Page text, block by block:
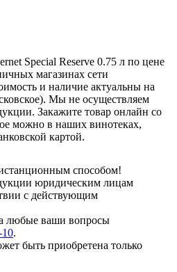
Special Reserve 0.75 л по цене
магазинах сети
и наличие актуальны на
Мы не осуществляем
Закажите товар онлайн со
можно в наших винотеках,
картой.
способом!
юридическим лицам
с действующим
любые ваши вопросы
10.
быть приобретена только